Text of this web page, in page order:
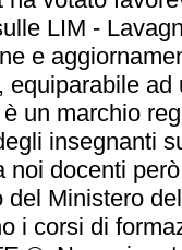
LIM -
e
un marchio
insegnanti
noi docenti
del Ministero
i corsi di